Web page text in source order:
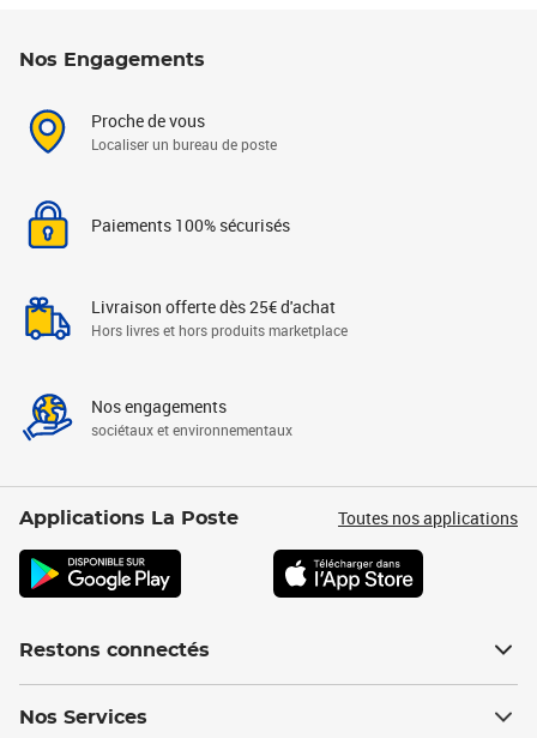
Nos Engagements
Proche de vous
Localiser un bureau de poste
Paiements 100% sécurisés
Livraison offerte dès 25€ d'achat
Hors livres et hors produits marketplace
Nos engagements
sociétaux et environnementaux
Applications La Poste Toutes nos applications
Restons connectés
Nos Services